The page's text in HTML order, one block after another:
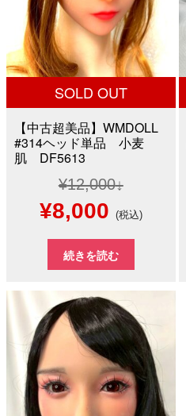
た。
す。
SOLD OUT
【中古超美品】WMDOLL
#314ヘッド単品 小麦
肌 DF5613
¥12,000
元
の
価
格
は
¥12,000
で
¥8,000現
在
の
価
格
は
¥8,000
(税込)
続きを読む